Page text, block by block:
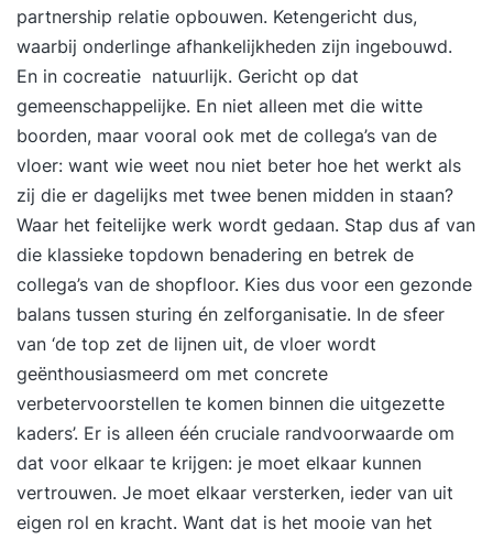
partnership relatie opbouwen. Ketengericht dus,
waarbij onderlinge afhankelijkheden zijn ingebouwd.
En in cocreatie natuurlijk. Gericht op dat
gemeenschappelijke. En niet alleen met die witte
boorden, maar vooral ook met de collega’s van de
vloer: want wie weet nou niet beter hoe het werkt als
zij die er dagelijks met twee benen midden in staan?
Waar het feitelijke werk wordt gedaan. Stap dus af van
die klassieke topdown benadering en betrek de
collega’s van de shopfloor. Kies dus voor een gezonde
balans tussen sturing én zelforganisatie. In de sfeer
van ‘de top zet de lijnen uit, de vloer wordt
geënthousiasmeerd om met concrete
verbetervoorstellen te komen binnen die uitgezette
kaders’. Er is alleen één cruciale randvoorwaarde om
dat voor elkaar te krijgen: je moet elkaar kunnen
vertrouwen. Je moet elkaar versterken, ieder van uit
eigen rol en kracht. Want dat is het mooie van het